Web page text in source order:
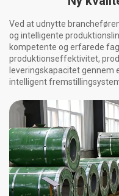
Ved at udnytte
og intelligente
kompetente og erfarede
produktionseffektivitet,
leveringskapacitet
intelligent